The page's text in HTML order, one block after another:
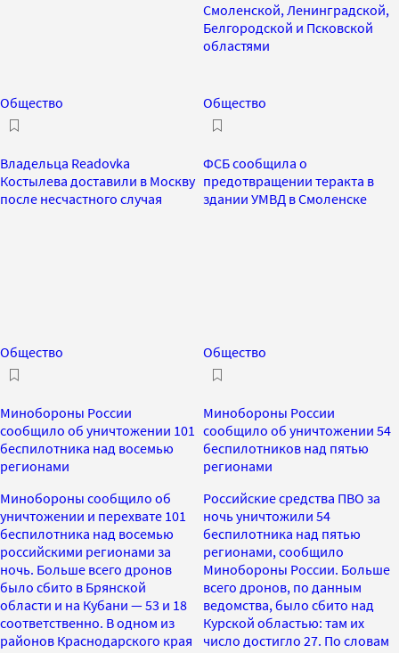
Смоленской, Ленинградской,
Белгородской и Псковской
областями
Общество
Владельца Readovka
Костылева доставили в Москву
после несчастного случая
Общество
ФСБ сообщила о
предотвращении теракта в
здании УМВД в Смоленске
Общество
Минобороны России
сообщило об уничтожении 101
беспилотника над восемью
регионами
Минобороны сообщило об
уничтожении и перехвате 101
беспилотника над восемью
российскими регионами за
ночь. Больше всего дронов
было сбито в Брянской
области и на Кубани — 53 и 18
соответственно. В одном из
районов Краснодарского края
Общество
Минобороны России
сообщило об уничтожении 54
беспилотников над пятью
регионами
Российские средства ПВО за
ночь уничтожили 54
беспилотника над пятью
регионами, сообщило
Минобороны России. Больше
всего дронов, по данным
ведомства, было сбито над
Курской областью: там их
число достигло 27. По словам